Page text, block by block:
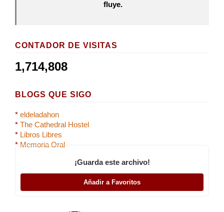
fluye.
CONTADOR DE VISITAS
1,714,808
BLOGS QUE SIGO
* eldeladahon
* The Cathedral Hostel
* Libros Libres
* Memoria Oral
¡Guarda este archivo!
Añadir a Favoritos